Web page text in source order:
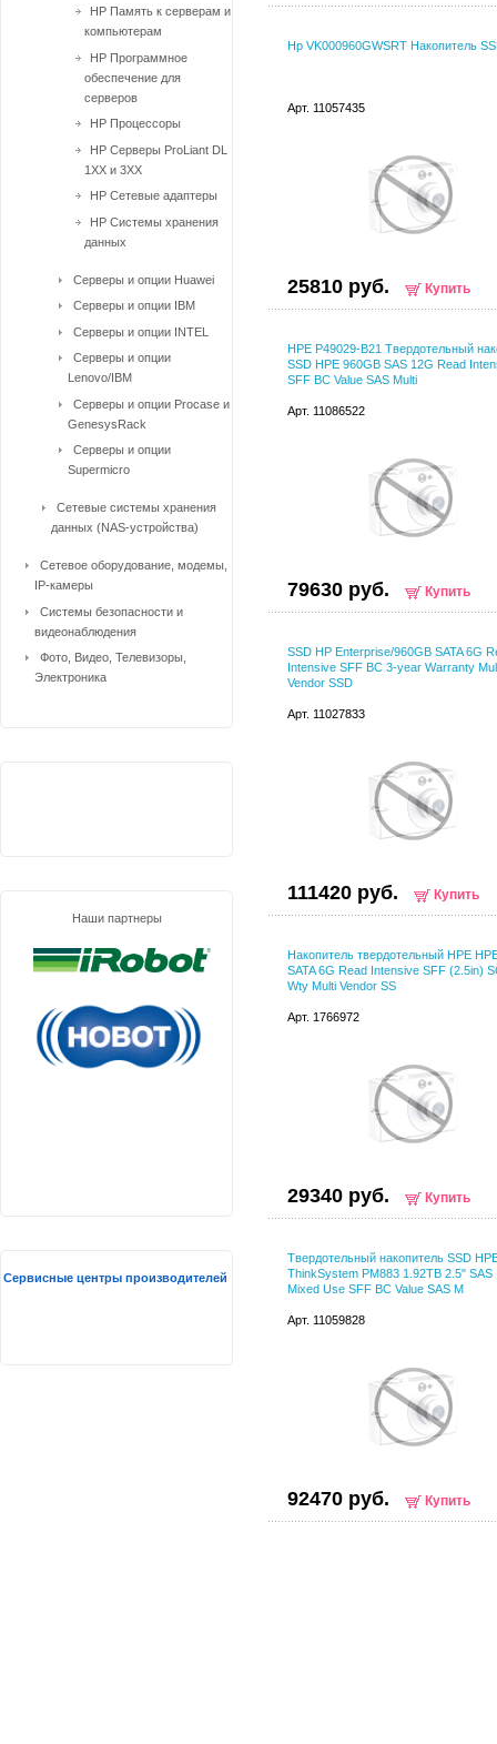
Hp VK000960GWSRT Накопитель
Арт. 11057435
25810 руб. Купить
HPE P49029-B21 Твердотельный
SSD HPE 960GB SAS 12G Read
SFF BC Value SAS Multi
Арт. 11086522
79630 руб. Купить
SSD HP Enterprise/960GB SATA 6G
Intensive SFF BC 3-year Warranty
Vendor SSD
Арт. 11027833
111420 руб. Купить
Накопитель твердотельный HPE
SATA 6G Read Intensive SFF (2.5in)
Wty Multi Vendor SS
Арт. 1766972
29340 руб. Купить
Твердотельный накопитель SSD
ThinkSystem PM883 1.92TB 2.5" SAS
Mixed Use SFF BC Value SAS M
Арт. 11059828
92470 руб. Купить
HP Память к серверам и
компьютерам
HP Программное
обеспечение для
серверов
HP Процессоры
HP Серверы ProLiant DL
1XX и 3XX
HP Сетевые адаптеры
HP Системы хранения
данных
Серверы и опции Huawei
Серверы и опции IBM
Серверы и опции INTEL
Серверы и опции
Lenovo/IBM
Серверы и опции Procase и
GenesysRack
Серверы и опции
Supermicro
Сетевые системы хранения
данных (NAS-устройства)
Сетевое оборудование, модемы,
IP-камеры
Системы безопасности и
видеонаблюдения
Фото, Видео, Телевизоры,
Электроника
Наши партнеры
Сервисные центры производителей